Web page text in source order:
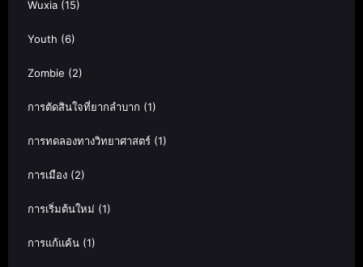
Wuxia (15)
Youth (6)
Zombie (2)
การตัดสินใจที่ยากลำบาก (1)
การทดลองทางวิทยาศาสตร์ (1)
การเมือง (2)
การเริ่มต้นใหม่ (1)
การแก้แค้น (1)